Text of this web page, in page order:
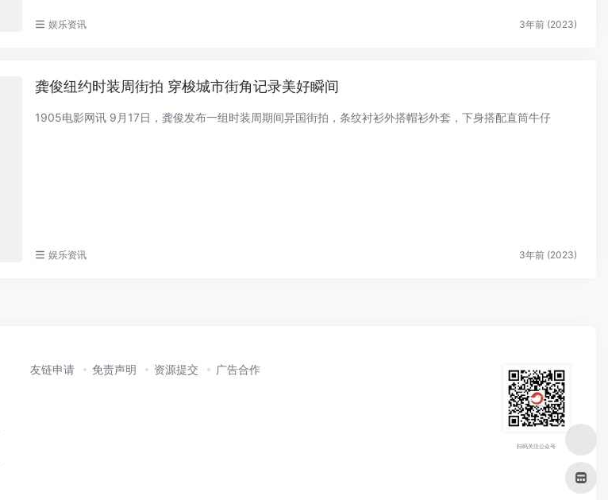
娱乐资讯 3年前 (2023)
龚俊纽约时装周街拍 穿梭城市街角记录美好瞬间
1905电影网讯 9月17日，龚俊发布一组时装周期间异国街拍，条纹衬衫外搭帽衫外套，下身搭配直筒牛仔
娱乐资讯 3年前 (2023)
友链申请 免责声明 资源提交 广告合作
扫码关注公众号